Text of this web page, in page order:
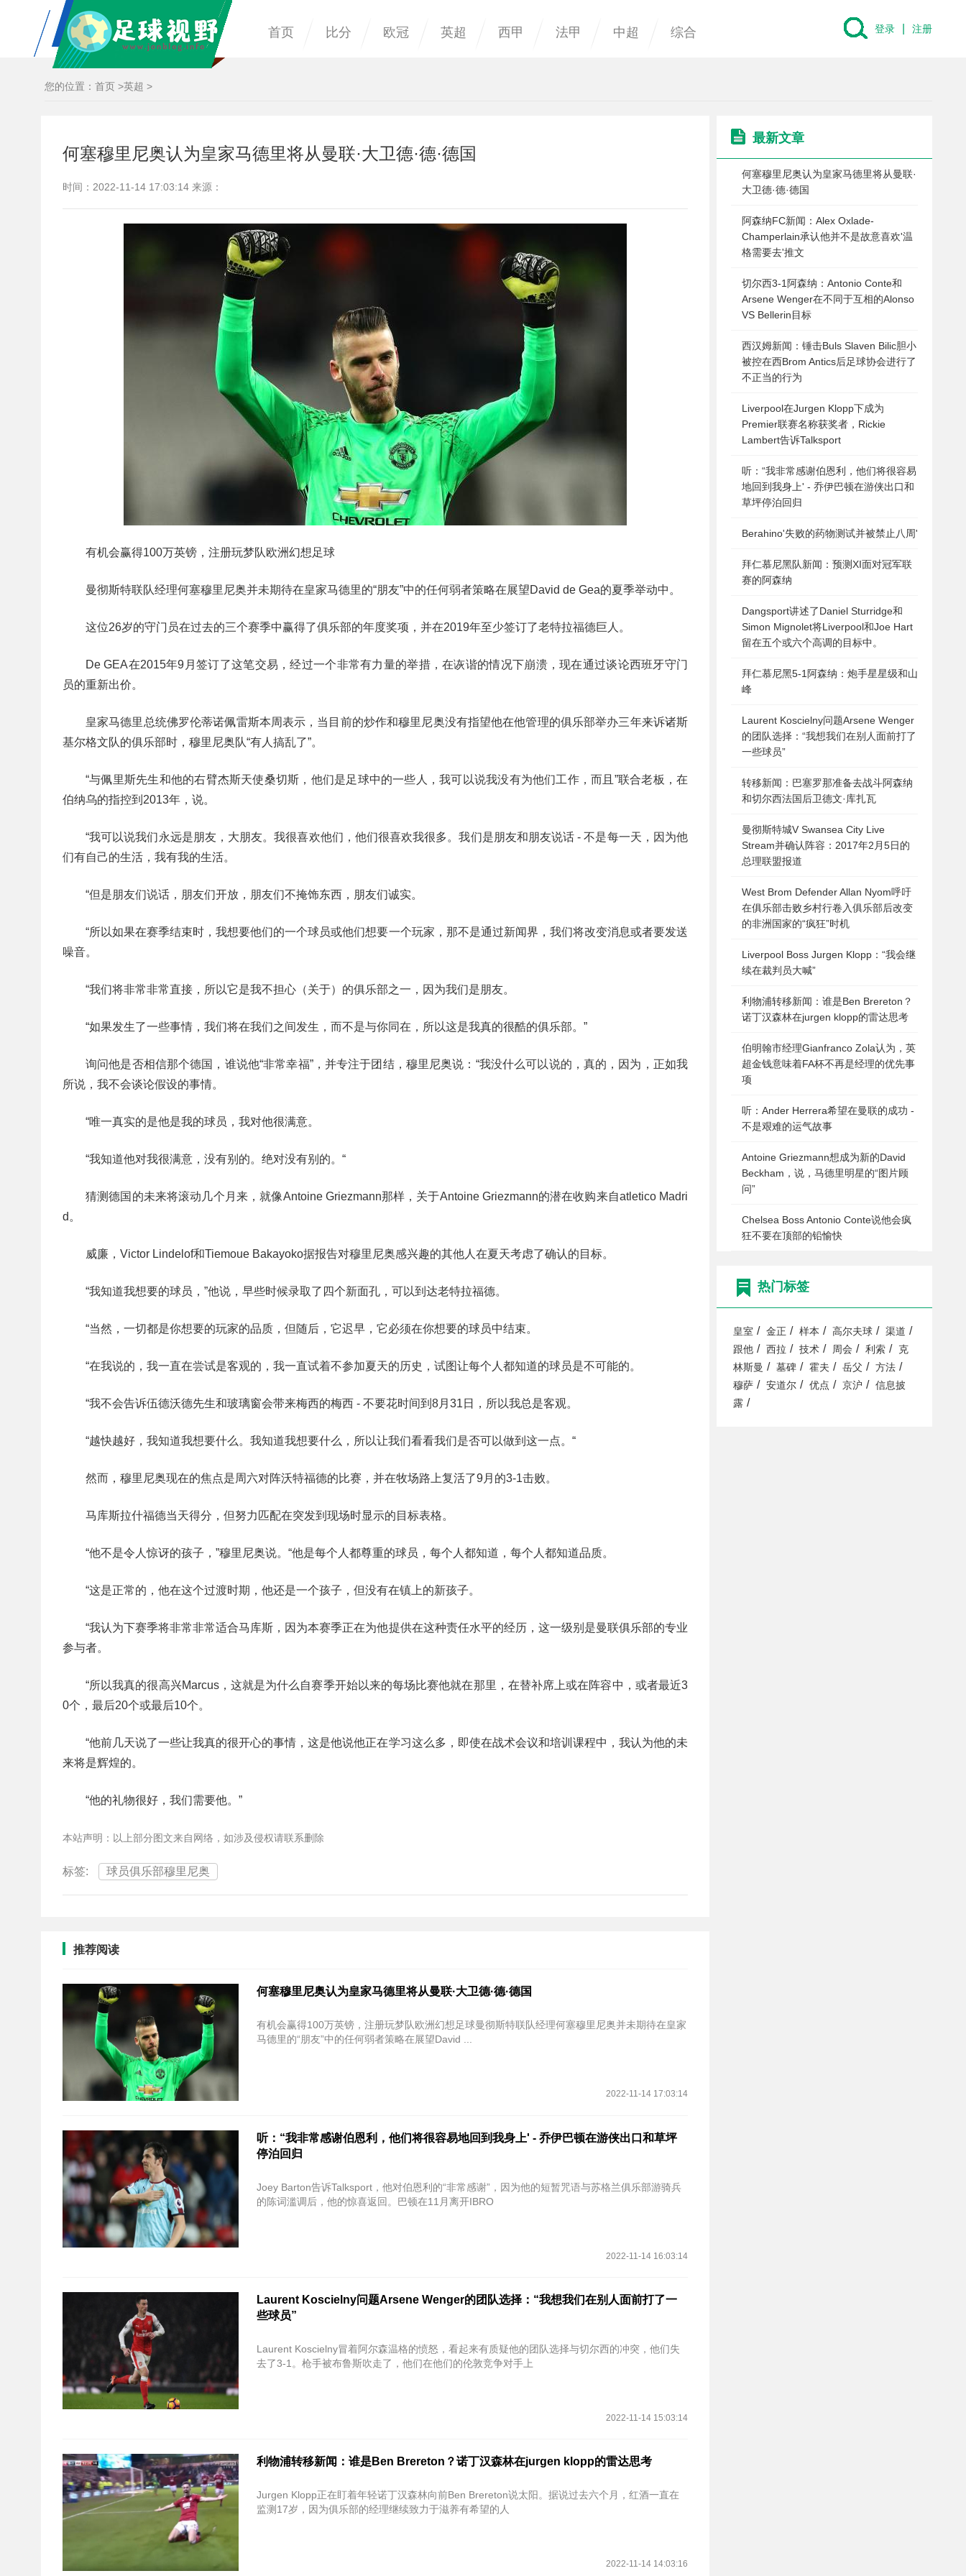
首页 比分 欧冠 英超 西甲 法甲 中超 综合 登录 注册
您的位置： 首页 >英超 >
何塞穆里尼奥认为皇家马德里将从曼联·大卫德·德·德国
时间：2022-11-14 17:03:14 来源：
有机会赢得100万英镑，注册玩梦队欧洲幻想足球
曼彻斯特联队经理何塞穆里尼奥并未期待在皇家马德里的“朋友”中的任何弱者策略在展望David de Gea的夏季举动中。
这位26岁的守门员在过去的三个赛季中赢得了俱乐部的年度奖项，并在2019年至少签订了老特拉福德巨人。
De GEA在2015年9月签订了这笔交易，经过一个非常有力量的举措，在诙谐的情况下崩溃，现在通过谈论西班牙守门
员的重新出价。
皇家马德里总统佛罗伦蒂诺佩雷斯本周表示，当目前的炒作和穆里尼奥没有指望他在他管理的俱乐部举办三年来诉诸斯
基尔格文队的俱乐部时，穆里尼奥队“有人搞乱了”。
“与佩里斯先生和他的右臂杰斯天使桑切斯，他们是足球中的一些人，我可以说我没有为他们工作，而且”联合老板，在
伯纳乌的指控到2013年，说。
“我可以说我们永远是朋友，大朋友。我很喜欢他们，他们很喜欢我很多。我们是朋友和朋友说话 - 不是每一天，因为他
们有自己的生活，我有我的生活。
“但是朋友们说话，朋友们开放，朋友们不掩饰东西，朋友们诚实。
“所以如果在赛季结束时，我想要他们的一个球员或他们想要一个玩家，那不是通过新闻界，我们将改变消息或者要发送
噪音。
“我们将非常非常直接，所以它是我不担心（关于）的俱乐部之一，因为我们是朋友。
“如果发生了一些事情，我们将在我们之间发生，而不是与你同在，所以这是我真的很酷的俱乐部。”
询问他是否相信那个德国，谁说他“非常幸福”，并专注于团结，穆里尼奥说：“我没什么可以说的，真的，因为，正如我
所说，我不会谈论假设的事情。
“唯一真实的是他是我的球员，我对他很满意。
“我知道他对我很满意，没有别的。绝对没有别的。“
猜测德国的未来将滚动几个月来，就像Antoine Griezmann那样，关于Antoine Griezmann的潜在收购来自atletico Madri
d。
威廉，Victor Lindelof和Tiemoue Bakayoko据报告对穆里尼奥感兴趣的其他人在夏天考虑了确认的目标。
“我知道我想要的球员，”他说，早些时候录取了四个新面孔，可以到达老特拉福德。
“当然，一切都是你想要的玩家的品质，但随后，它迟早，它必须在你想要的球员中结束。
“在我说的，我一直在尝试是客观的，我一直试着不参加夏天的历史，试图让每个人都知道的球员是不可能的。
“我不会告诉伍德沃德先生和玻璃窗会带来梅西的梅西 - 不要花时间到8月31日，所以我总是客观。
“越快越好，我知道我想要什么。我知道我想要什么，所以让我们看看我们是否可以做到这一点。“
然而，穆里尼奥现在的焦点是周六对阵沃特福德的比赛，并在牧场路上复活了9月的3-1击败。
马库斯拉什福德当天得分，但努力匹配在突发到现场时显示的目标表格。
“他不是令人惊讶的孩子，”穆里尼奥说。“他是每个人都尊重的球员，每个人都知道，每个人都知道品质。
“这是正常的，他在这个过渡时期，他还是一个孩子，但没有在镇上的新孩子。
“我认为下赛季将非常非常适合马库斯，因为本赛季正在为他提供在这种责任水平的经历，这一级别是曼联俱乐部的专业
参与者。
“所以我真的很高兴Marcus，这就是为什么自赛季开始以来的每场比赛他就在那里，在替补席上或在阵容中，或者最近3
0个，最后20个或最后10个。
“他前几天说了一些让我真的很开心的事情，这是他说他正在学习这么多，即使在战术会议和培训课程中，我认为他的未
来将是辉煌的。
“他的礼物很好，我们需要他。”
本站声明：以上部分图文来自网络，如涉及侵权请联系删除
标签: 球员俱乐部穆里尼奥
推荐阅读
何塞穆里尼奥认为皇家马德里将从曼联·大卫德·德·德国
有机会赢得100万英镑，注册玩梦队欧洲幻想足球曼彻斯特联队经理何塞穆里尼奥并未期待在皇家
马德里的“朋友”中的任何弱者策略在展望David ...
2022-11-14 17:03:14
听：“我非常感谢伯恩利，他们将很容易地回到我身上' - 乔伊巴顿在游侠出口和草坪
停泊回归
Joey Barton告诉Talksport，他对伯恩利的“非常感谢”，因为他的短暂咒语与苏格兰俱乐部游骑兵
的陈词滥调后，他的惊喜返回。巴顿在11月离开IBRO
2022-11-14 16:03:14
Laurent Koscielny问题Arsene Wenger的团队选择：“我想我们在别人面前打了一
些球员”
Laurent Koscielny冒着阿尔森温格的愤怒，看起来有质疑他的团队选择与切尔西的冲突，他们失
去了3-1。枪手被布鲁斯吹走了，他们在他们的伦敦竞争对手上
2022-11-14 15:03:14
利物浦转移新闻：谁是Ben Brereton？诺丁汉森林在jurgen klopp的雷达思考
Jurgen Klopp正在盯着年轻诺丁汉森林向前Ben Brereton说太阳。据说过去六个月，红酒一直在
监测17岁，因为俱乐部的经理继续致力于滋养有希望的人
2022-11-14 14:03:16
最新文章
何塞穆里尼奥认为皇家马德里将从曼联·
大卫德·德·德国
阿森纳FC新闻：Alex Oxlade-
Champerlain承认他并不是故意喜欢'温
格需要去'推文
切尔西3-1阿森纳：Antonio Conte和
Arsene Wenger在不同于互相的Alonso
VS Bellerin目标
西汉姆新闻：锤击Buls Slaven Bilic胆小
被控在西Brom Antics后足球协会进行了
不正当的行为
Liverpool在Jurgen Klopp下成为
Premier联赛名称获奖者，Rickie
Lambert告诉Talksport
听：“我非常感谢伯恩利，他们将很容易
地回到我身上' - 乔伊巴顿在游侠出口和
草坪停泊回归
Berahino'失败的药物测试并被禁止八周'
拜仁慕尼黑队新闻：预测XI面对冠军联
赛的阿森纳
Dangsport讲述了Daniel Sturridge和
Simon Mignolet将Liverpool和Joe Hart
留在五个或六个高调的目标中。
拜仁慕尼黑5-1阿森纳：炮手星星级和山
峰
Laurent Koscielny问题Arsene Wenger
的团队选择：“我想我们在别人面前打了
一些球员”
转移新闻：巴塞罗那准备去战斗阿森纳
和切尔西法国后卫德文·库扎瓦
曼彻斯特城V Swansea City Live
Stream并确认阵容：2017年2月5日的
总理联盟报道
West Brom Defender Allan Nyom呼吁
在俱乐部击败乡村行卷入俱乐部后改变
的非洲国家的“疯狂”时机
Liverpool Boss Jurgen Klopp：“我会继
续在裁判员大喊”
利物浦转移新闻：谁是Ben Brereton？
诺丁汉森林在jurgen klopp的雷达思考
伯明翰市经理Gianfranco Zola认为，英
超金钱意味着FA杯不再是经理的优先事
项
听：Ander Herrera希望在曼联的成功 -
不是艰难的运气故事
Antoine Griezmann想成为新的David
Beckham，说，马德里明星的“图片顾
问”
Chelsea Boss Antonio Conte说他会疯
狂不要在顶部的铅愉快
热门标签
皇室 / 金正 / 样本 / 高尔夫球 / 渠道 /
跟他 / 西拉 / 技术 / 周会 / 利索 /
克
林斯曼 / 墓碑 / 霍夫 / 岳父 / 方法 /
穆萨 / 安道尔 / 优点 / 京沪 /
信息披
露 /